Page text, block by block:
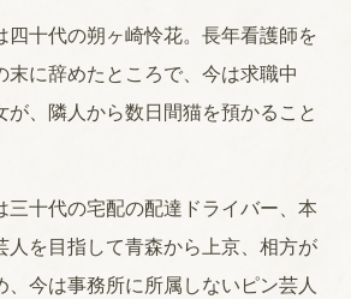
十代の朔ヶ崎怜花。長年看護師を
末に辞めたところで、今は求職中
が、隣人から数日間猫を預かること
十代の宅配の配達ドライバー、本
人を目指して青森から上京、相方が
、今は事務所に所属しないピン芸人